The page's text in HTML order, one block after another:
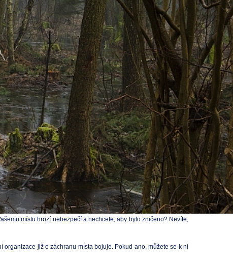
místu hrozí nebezpečí a nechcete, aby bylo zničeno? Nevíte,
organizace již o záchranu místa bojuje. Pokud ano, můžete se k ní